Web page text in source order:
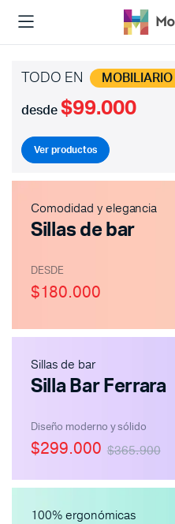
TODO EN MOBILIARIO
desde $99.000
Ver productos
Comodidad y elegancia
Sillas de bar
DESDE
$180.000
Sillas de bar
Silla Bar Ferrara
Diseño moderno y sólido
$365.900
$299.000
100% ergonómicas